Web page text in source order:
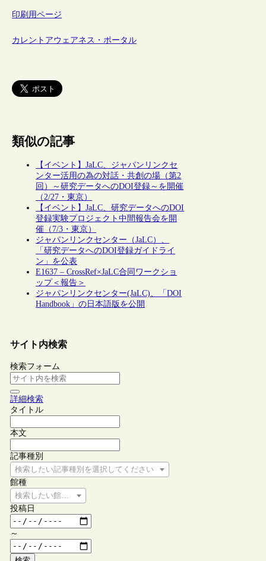
印刷用ページ
カレントアウェアネス・ポータル
類似の記事
【イベント】JaLC、ジャパンリンクセ
ンター活用の為の対話・共創の場（第2
回）～研究データへのDOI登録～を開催
（2/27・東京）
【イベント】JaLC、研究データへのDOI
登録実験プロジェクト中間報告会を開
催（7/3・東京）
ジャパンリンクセンター（JaLC）、
「研究データへのDOI登録ガイドライ
ン」を公表
E1637 – CrossRef×JaLC合同ワークショ
ップ＜報告＞
ジャパンリンクセンター(JaLC)、「DOI
Handbook」の日本語版を公開
サイト内検索
検索フォーム
詳細検索
タイトル
本文
記事種別
検索したい記事種別を選択してください
館種
検索したい館種を選択してください
投稿日
～